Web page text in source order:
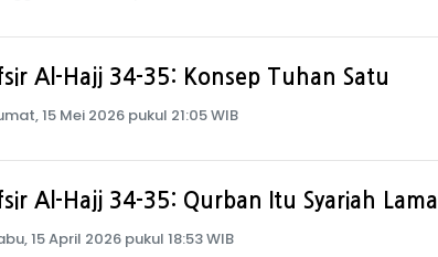
Al-Hajj 34-35: Konsep Tuhan Satu
15 Mei 2026 pukul 21:05 WIB
Al-Hajj 34-35: Qurban Itu Syariah Lama
15 April 2026 pukul 18:53 WIB